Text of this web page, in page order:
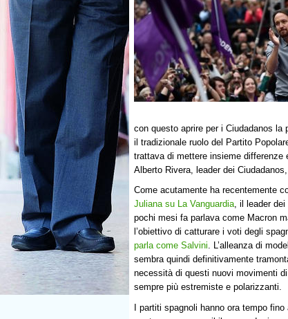
con questo aprire per i Ciudadanos
il tradizionale ruolo del Partito
trattava di mettere insieme
Alberto Rivera, leader dei
Come acutamente ha recentemente
Juliana su La Vanguardia, il leader dei
pochi mesi fa parlava come Macron
l’obiettivo di catturare i voti degli
parla come Salvini. L’alleanza di
sembra quindi definitivamente
necessità di questi nuovi movimenti
sempre più estremiste e polarizzanti.
I partiti spagnoli hanno ora tempo